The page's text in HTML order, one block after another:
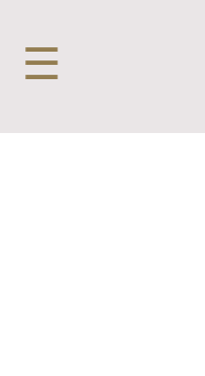
☰